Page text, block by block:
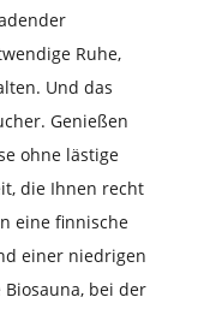
Ruhe,
Und das
Genießen
ohne lästige
die Ihnen recht
eine finnische
einer niedrigen
bei der